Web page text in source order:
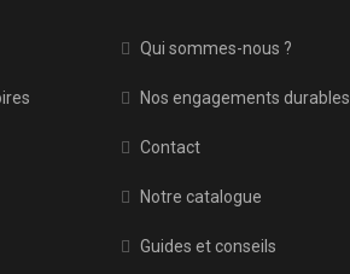
Qui sommes-nous ?
Nos engagements durables
Contact
Notre catalogue
Guides et conseils